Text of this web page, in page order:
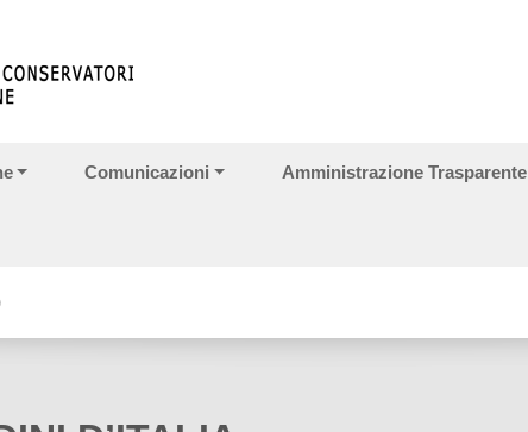
Comunicazioni Amministrazione Trasparente